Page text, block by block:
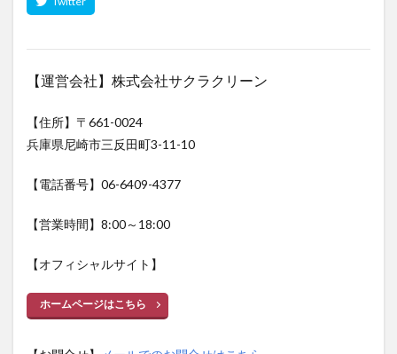
【運営会社】株式会社サクラクリーン
【住所】〒661-0024
兵庫県尼崎市三反田町3-11-10
【電話番号】06-6409-4377
【営業時間】8:00～18:00
【オフィシャルサイト】
ホームページはこちら